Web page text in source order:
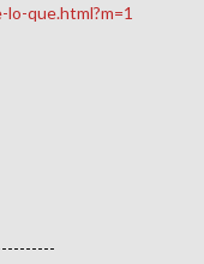
que.html?m=1